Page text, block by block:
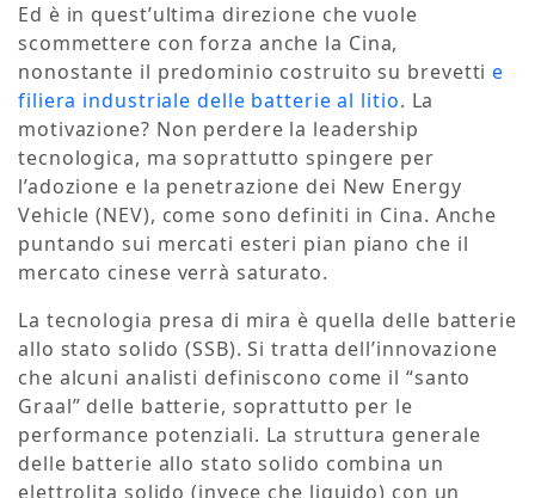
Ed è in quest’ultima direzione che vuole
scommettere con forza anche la Cina,
nonostante il predominio costruito su brevettie
filiera industriale delle batterie al litio. La
motivazione? Non perdere la leadership
tecnologica, ma soprattutto spingere per
l’adozione e la penetrazione dei New Energy
Vehicle (NEV), come sono definiti in Cina. Anche
puntando sui mercati esteri pian piano che il
mercato cinese verrà saturato.
La tecnologia presa di mira è quella delle batterie
allo stato solido (SSB). Si tratta dell’innovazione
che alcuni analisti definiscono come il “santo
Graal” delle batterie, soprattutto per le
performance potenziali. La struttura generale
delle batterie allo stato solido combina un
elettrolita solido (invece che liquido) con un